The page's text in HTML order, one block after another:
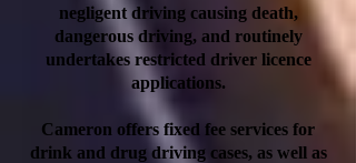
negligent driving causing death,
dangerous driving, and routinely
undertakes restricted driver licence
applications.
Cameron offers fixed fee services for
drink and drug driving cases, as well as